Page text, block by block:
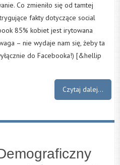
Co zmieniło się od tamtej
fakty dotyczące social
85% kobiet jest irytowana
– nie wydaje nam się, żeby ta
do Facebooka!) [&hellip
Czytaj dalej...